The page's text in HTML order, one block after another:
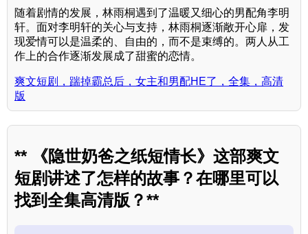
随着剧情的发展，林雨桐遇到了温暖又细心的男配角李明
轩。面对李明轩的关心与支持，林雨桐逐渐敞开心扉，发
现爱情可以是温柔的、自由的，而不是束缚的。两人从工
作上的合作逐渐发展成了甜蜜的恋情。
爽文短剧，踹掉霸总后，女主和男配HE了，全集，高清
版
** 《隐世奶爸之纸短情长》这部爽文
短剧讲述了怎样的故事？在哪里可以
找到全集高清版？**